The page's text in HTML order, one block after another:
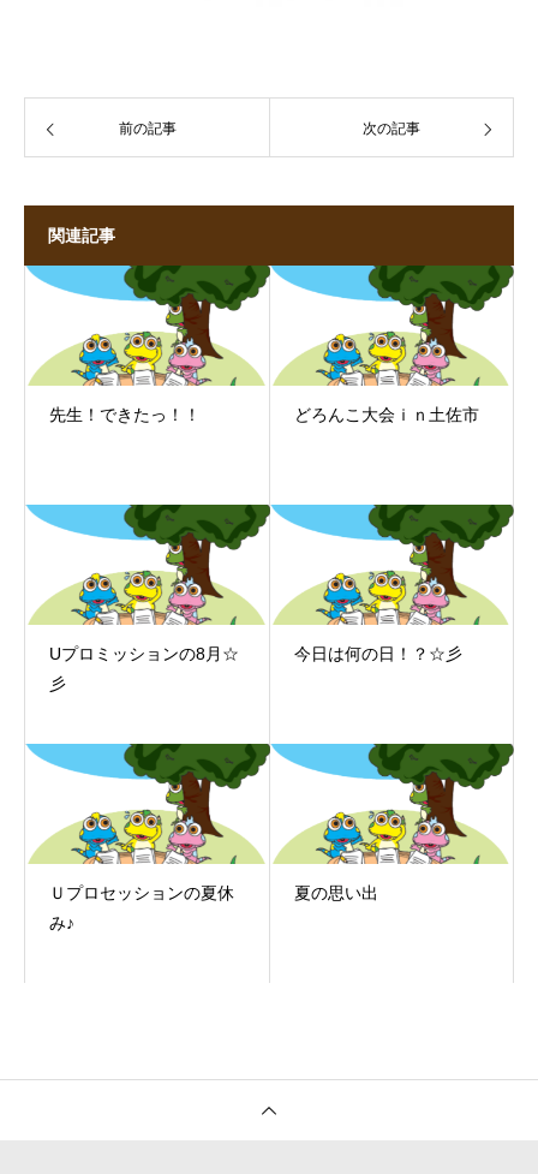
前の記事 次の記事
関連記事
先生！できたっ！！ どろんこ大会ｉｎ土佐市
Uプロミッションの8月☆
彡
今日は何の日！？☆彡
Ｕプロセッションの夏休
み♪
夏の思い出